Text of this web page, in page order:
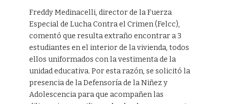
Freddy Medinacelli, director de la Fuerza
Especial de Lucha Contra el Crimen (Felcc),
comentó que resulta extraño encontrar a 3
estudiantes en el interior de la vivienda, todos
ellos uniformados con la vestimenta de la
unidad educativa. Por esta razón, se solicitó la
presencia de la Defensoría de la Niñez y
Adolescencia para que acompañen las